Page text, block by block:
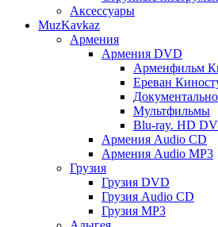
Аксессуары
MuzKavkaz
Армения
Армения DVD
Арменфильм
Ереван
Мультфильмы
Blu-ray. HD
Армения Audio CD
Армения Audio MP3
Грузия
Грузия DVD
Грузия Audio CD
Грузия MP3